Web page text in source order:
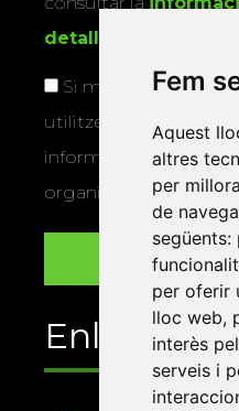
Fem
Aquest
altres
per
de
següents:
per oferir
lloc web,
interès
serveis i
detallada sobre
Si marqueu
utilitzem les vostres
informació sobre els
organitza la Xarxa
Enllaços